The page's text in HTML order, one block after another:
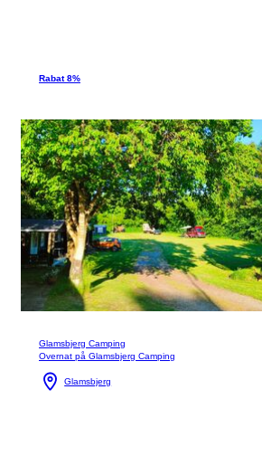
Rabat 8%
Glamsbjerg Camping
Overnat på Glamsbjerg Camping
Glamsbjerg